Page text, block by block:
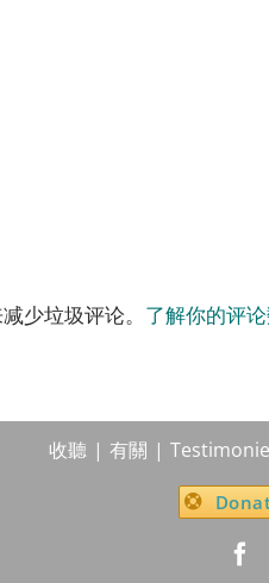
少垃圾评论。 了解你的评
收聽 有關